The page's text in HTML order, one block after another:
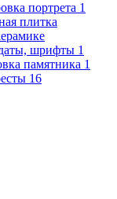
портрета 1
плитка
шрифты 1
памятника 1
16